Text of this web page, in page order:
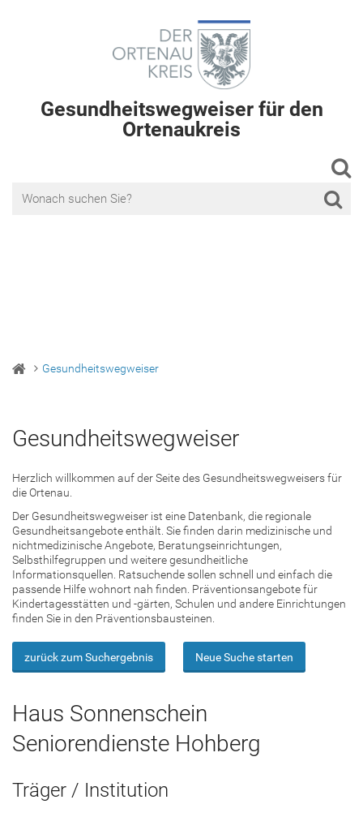
Gesundheitswegweiser für den
Ortenaukreis
Gesundheitswegweiser
Gesundheitswegweiser
Herzlich willkommen auf der Seite des Gesundheitswegweisers für
die Ortenau.
Der Gesundheitswegweiser ist eine Datenbank, die regionale
Gesundheitsangebote enthält. Sie finden darin medizinische und
nichtmedizinische Angebote, Beratungseinrichtungen,
Selbsthilfegruppen und weitere gesundheitliche
Informationsquellen. Ratsuchende sollen schnell und einfach die
passende Hilfe wohnort nah finden. Präventionsangebote für
Kindertagesstätten und -gärten, Schulen und andere Einrichtungen
finden Sie in den Präventionsbausteinen.
zurück zum Suchergebnis Neue Suche starten
Haus Sonnenschein
Seniorendienste Hohberg
Träger / Institution